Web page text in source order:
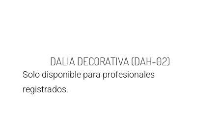
DALIA DECORATIVA (DAH-02)
Solo disponible para profesionales
registrados.